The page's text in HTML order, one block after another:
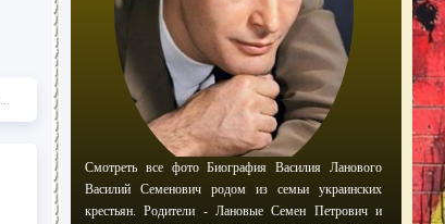
Смотреть все фото Биография Василия Ланового
Василий Семенович родом из семьи украинских
крестьян. Родители - Лановые Семен Петрович и